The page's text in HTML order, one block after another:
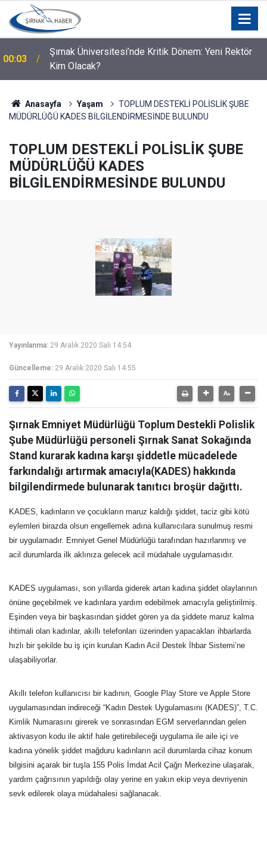
00:03
Şırnak Üniversitesi’nde Kritik Dönem: Yeni Rektör
Kim Olacak?
00:02 Şırnak’ta lise öğrencisi hayatını kaybetti
Anasayfa Yaşam
TOPLUM DESTEKLİ POLİSLİK ŞUBE
MÜDÜRLÜĞÜ KADES BİLGİLENDİRMESİNDE BULUNDU
TOPLUM DESTEKLİ POLİSLİK ŞUBE
MÜDÜRLÜĞÜ KADES
BİLGİLENDİRMESİNDE BULUNDU
Yayınlanma: 29 Aralık 2020 Salı 14:54
Güncelleme: 29 Aralık 2020 Salı 14:55
Şırnak Emniyet Müdürlüğü Toplum Destekli Polislik
Şube Müdürlüğü personeli Şırnak Sanat Sokağında
Stand kurarak kadına karşı şiddetle mücadelede
farkındalığı artırmak amacıyla(KADES) hakkında
bilgilendirmede bulunarak tanıtıcı broşür dağıttı.
KADES, kadınların ve çocukların maruz kaldığı şiddet, taciz gibi kötü
eylemleri birazda olsun engellemek adına kullanıcılara sunulmuş resmi
bir uygulamadır. Emniyet Genel Müdürlüğü tarafından hazırlanmış ve
acil durumlarda ilk aklınıza gelecek acil müdahale uygulamasıdır.
KADES uygulaması, son yıllarda giderek artan kadına şiddet olaylarının
önüne geçebilmek ve kadınlara yardım edebilmek amacıyla geliştirilmiş.
Eşinden veya bir başkasından şiddet gören ya da şiddete maruz kalma
ihtimali olan kadınlar, akıllı telefonları üzerinden yapacakları ihbarlarda
hızlı bir şekilde bu iş için kurulan Kadın Acil Destek İhbar Sistemi’ne
ulaşabiliyorlar.
Akıllı telefon kullanıcısı bir kadının, Google Play Store ve Apple Store
uygulamasından indireceği “Kadın Destek Uygulamasını (KADES)”, T.C.
Kimlik Numarasını girerek ve sonrasından EGM serverlarından gelen
aktivasyon kodu ile aktif hale getirebileceği uygulama ile aile içi ve
kadına yönelik şiddet mağduru kadınların acil durumlarda cihaz konum
bilgisini açarak bir tuşla 155 Polis İmdat Acil Çağrı Merkezine ulaşarak,
yardım çağrısının yapıldığı olay yerine en yakın ekip veya devriyenin
sevk edilerek olaya müdahalesi sağlanacak.